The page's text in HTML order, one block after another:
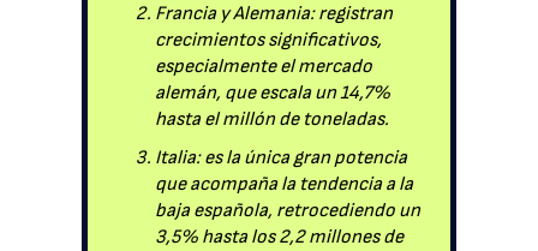
Francia y Alemania: registran
crecimientos significativos,
especialmente el mercado
alemán, que escala un 14,7%
hasta el millón de toneladas.
Italia: es la única gran potencia
que acompaña la tendencia a la
baja española, retrocediendo un
3,5% hasta los 2,2 millones de